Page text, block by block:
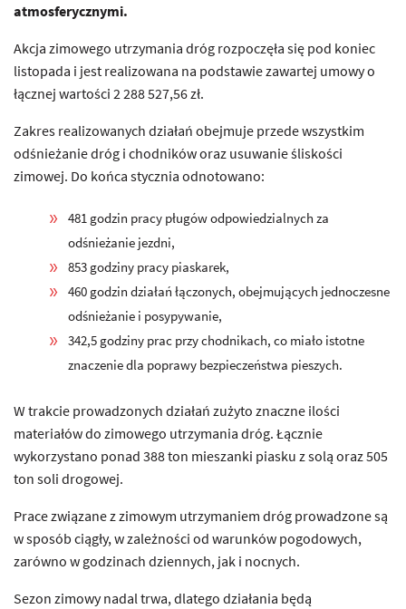
atmosferycznymi.
Akcja zimowego utrzymania dróg rozpoczęła się pod koniec
listopada i jest realizowana na podstawie zawartej umowy o
łącznej wartości 2 288 527,56 zł.
Zakres realizowanych działań obejmuje przede wszystkim
odśnieżanie dróg i chodników oraz usuwanie śliskości
zimowej. Do końca stycznia odnotowano:
481 godzin pracy pługów odpowiedzialnych za
odśnieżanie jezdni,
853 godziny pracy piaskarek,
460 godzin działań łączonych, obejmujących jednoczesne
odśnieżanie i posypywanie,
342,5 godziny prac przy chodnikach, co miało istotne
znaczenie dla poprawy bezpieczeństwa pieszych.
W trakcie prowadzonych działań zużyto znaczne ilości
materiałów do zimowego utrzymania dróg. Łącznie
wykorzystano ponad 388 ton mieszanki piasku z solą oraz 505
ton soli drogowej.
Prace związane z zimowym utrzymaniem dróg prowadzone są
w sposób ciągły, w zależności od warunków pogodowych,
zarówno w godzinach dziennych, jak i nocnych.
Sezon zimowy nadal trwa, dlatego działania będą